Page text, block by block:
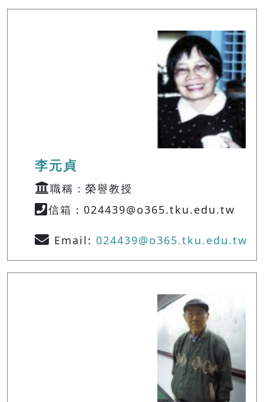
李元貞
職稱：榮譽教授
信箱：024439@o365.tku.edu.tw
Email: 024439@o365.tku.edu.tw